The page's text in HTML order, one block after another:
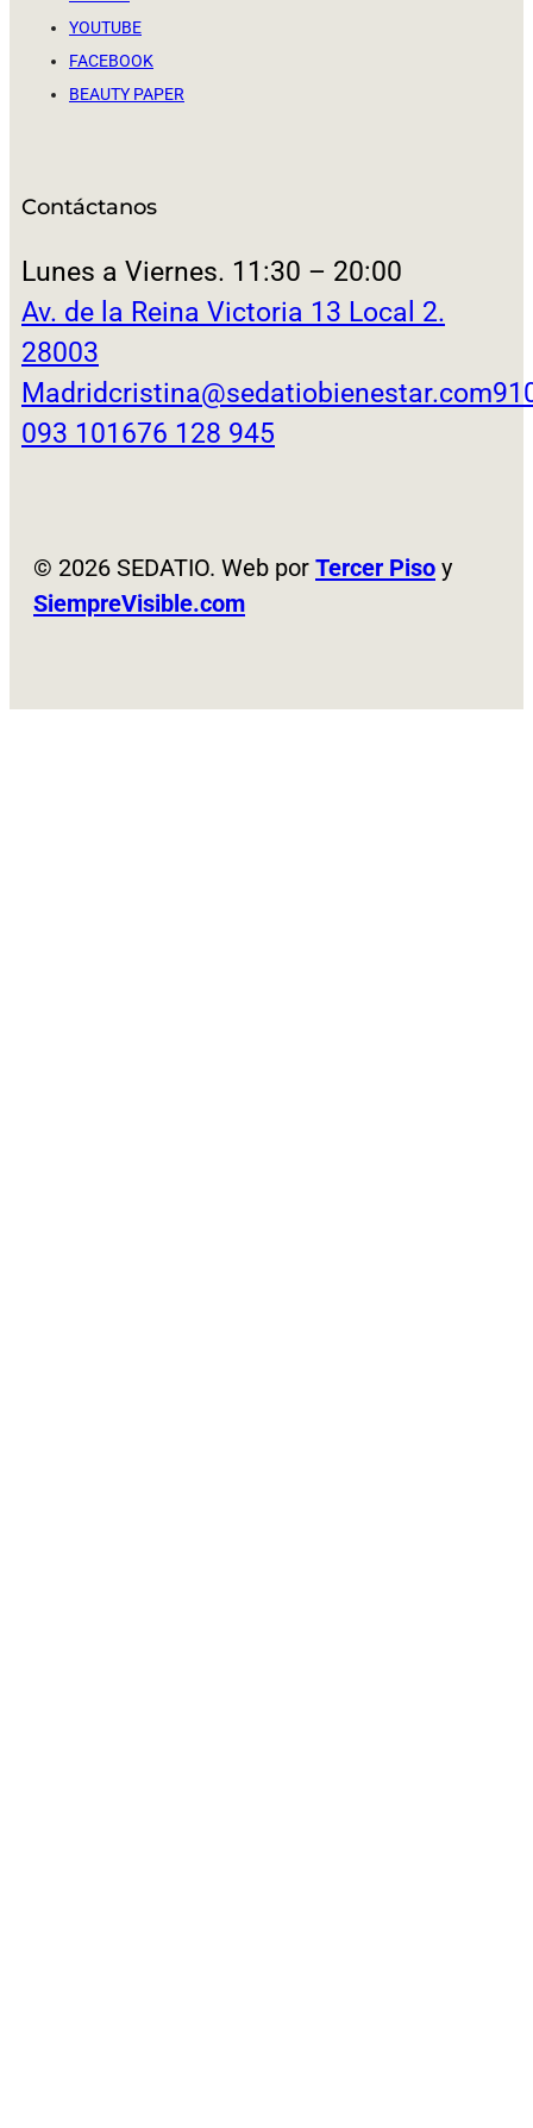
YOUTUBE
FACEBOOK
BEAUTY PAPER
Contáctanos
Lunes a Viernes. 11:30 – 20:00
Av. de la Reina Victoria 13 Local 2.
28003
Madridcristina@sedatiobienestar.com
093 101 676 128 945
© 2026 SEDATIO. Web por Tercer Piso y
SiempreVisible.com